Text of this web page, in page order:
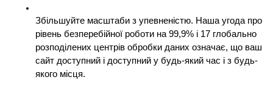
Збільшуйте масштаби з упевненістю. Наша угода про
рівень безперебійної роботи на 99,9% і 17 глобально
розподілених центрів обробки даних означає, що ваш
сайт доступний і доступний у будь-який час і з будь-
якого місця.